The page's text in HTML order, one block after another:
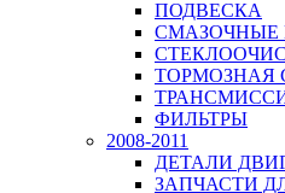
ПОДВЕСКА
СМАЗОЧНЫЕ
ТОРМОЗНАЯ
ФИЛЬТРЫ
2008-2011
ДЕТАЛИ
ЗАПЧАСТИ